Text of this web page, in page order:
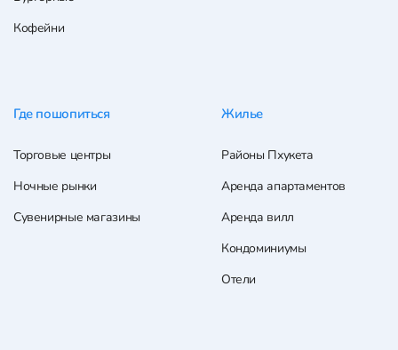
Кофейни
Где пошопиться
Торговые центры
Ночные рынки
Сувенирные магазины
Жилье
Районы Пхукета
Аренда апартаментов
Аренда вилл
Кондоминиумы
Отели